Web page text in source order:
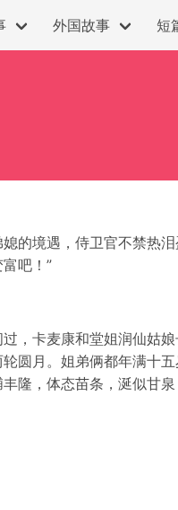
外国故事 短
的境遇，侍卫官不禁热
吧！”
，卡麦康和堂姐润仙姑
圆月。姐弟俩都年满十
隆，体态苗条，涎似甘